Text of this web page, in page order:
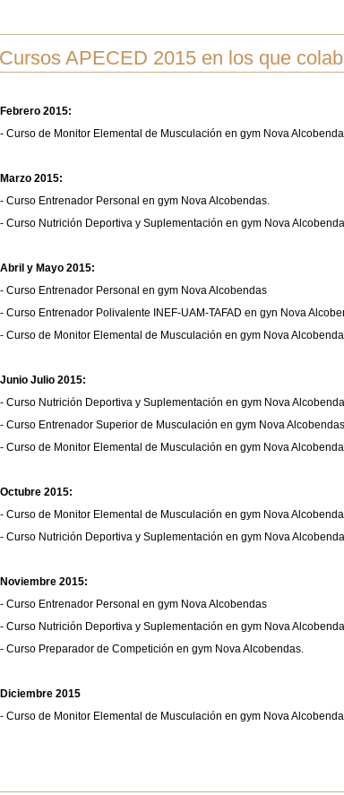
Cursos APECED 2015 en los que
Febrero 2015:
- Curso de Monitor Elemental de Musculación en gym Nova
Marzo 2015:
- Curso Entrenador Personal en gym Nova Alcobendas.
- Curso Nutrición Deportiva y Suplementación en gym Nova
Abril y Mayo 2015:
- Curso Entrenador Personal en gym Nova Alcobendas
- Curso Entrenador Polivalente INEF-UAM-TAFAD en gyn Nova
- Curso de Monitor Elemental de Musculación en gym Nova
Junio Julio 2015:
- Curso Nutrición Deportiva y Suplementación en gym Nova
- Curso Entrenador Superior de Musculación en gym Nova
- Curso de Monitor Elemental de Musculación en gym Nova
Octubre 2015:
- Curso de Monitor Elemental de Musculación en gym Nova
- Curso Nutrición Deportiva y Suplementación en gym Nova
Noviembre 2015:
- Curso Entrenador Personal en gym Nova Alcobendas
- Curso Nutrición Deportiva y Suplementación en gym Nova
- Curso Preparador de Competición en gym Nova Alcobendas.
Diciembre 2015
- Curso de Monitor Elemental de Musculación en gym Nova